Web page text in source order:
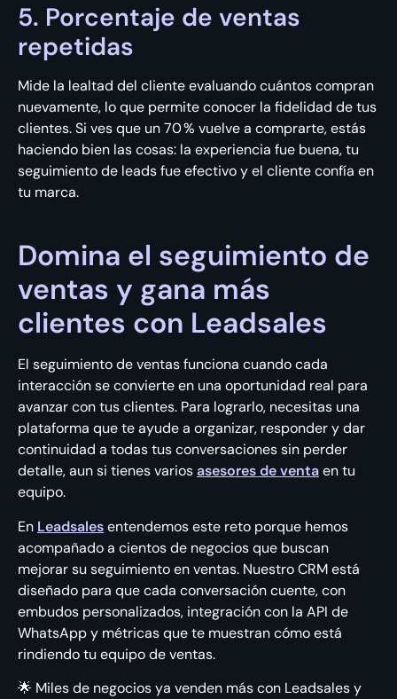
5. Porcentaje de ventas
repetidas
Mide la lealtad del cliente evaluando cuántos compran
nuevamente, lo que permite conocer la fidelidad de tus
clientes. Si ves que un 70 % vuelve a comprarte, estás
haciendo bien las cosas: la experiencia fue buena, tu
seguimiento de leads fue efectivo y el cliente confía en
tu marca.
Domina el seguimiento de
ventas y gana más
clientes con Leadsales
El seguimiento de ventas funciona cuando cada
interacción se convierte en una oportunidad real para
avanzar con tus clientes. Para lograrlo, necesitas una
plataforma que te ayude a organizar, responder y dar
continuidad a todas tus conversaciones sin perder
detalle, aun si tienes variosasesores de ventaen tu
equipo.
En Leadsalesentendemos este reto porque hemos
acompañado a cientos de negocios que buscan
mejorar su seguimiento en ventas. Nuestro CRM está
diseñado para que cada conversación cuente, con
embudos personalizados, integración con la API de
WhatsApp y métricas que te muestran cómo está
rindiendo tu equipo de ventas.
🌟 Miles de negocios ya venden más con Leadsales y